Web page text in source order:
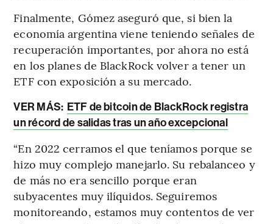
Finalmente, Gómez aseguró que, si bien la
economía argentina viene teniendo señales de
recuperación importantes, por ahora no está
en los planes de BlackRock volver a tener un
ETF con exposición a su mercado.
VER MÁS: ETF de bitcoin de BlackRock registra
un récord de salidas tras un año excepcional
“En 2022 cerramos el que teníamos porque se
hizo muy complejo manejarlo. Su rebalanceo y
de más no era sencillo porque eran
subyacentes muy ilíquidos. Seguiremos
monitoreando, estamos muy contentos de ver